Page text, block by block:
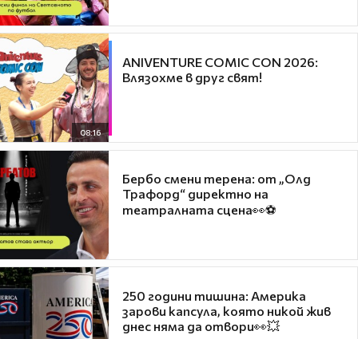
08:16
ANIVENTURE COMIC CON 2026:
Влязохме в друг свят!
Бербо смени терена: от „Олд
Трафорд“ директно на
театралната сцена👀⚽
250 години тишина: Америка
зарови капсула, която никой жив
днес няма да отвори👀💥